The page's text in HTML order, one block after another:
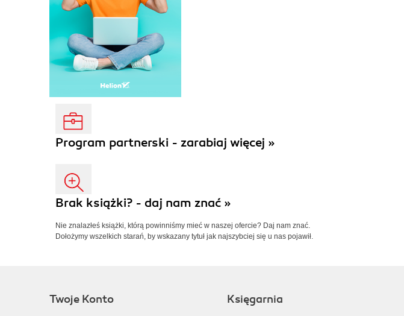
Program partnerski - zarabiaj więcej »
Brak książki? - daj nam znać »
Nie znalazłeś książki, którą powinniśmy mieć w naszej ofercie? Daj nam znać.
Dołożymy wszelkich starań, by wskazany tytuł jak najszybciej się u nas pojawił.
Twoje Konto Księgarnia